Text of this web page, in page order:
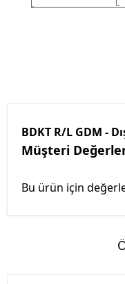
BDKT R/L GDM -
Müşteri
Bu ürün için